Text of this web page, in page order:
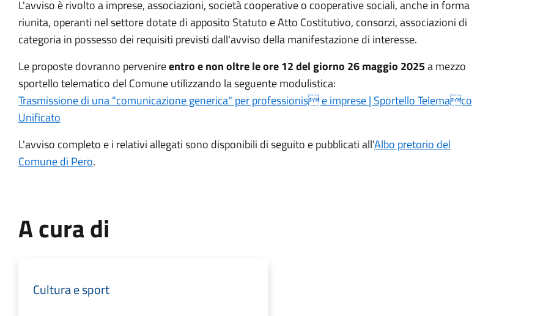
L'avviso è rivolto a imprese, associazioni, società cooperative o cooperative sociali, anche in forma
riunita, operanti nel settore dotate di apposito Statuto e Atto Costitutivo, consorzi, associazioni di
categoria in possesso dei requisiti previsti dall'avviso della manifestazione di interesse.
Le proposte dovranno pervenireentro e non oltre le ore 12 del giorno 26 maggio 2025a mezzo
sportello telematico del Comune utilizzando la seguente modulistica:
Trasmissione di una "comunicazione generica" per professionis e imprese | Sportello Telemaco
Unificato
L'avviso completo e i relativi allegati sono disponibili di seguito e pubblicati all'Albo pretorio del
Comune di Pero.
A cura di
Cultura e sport